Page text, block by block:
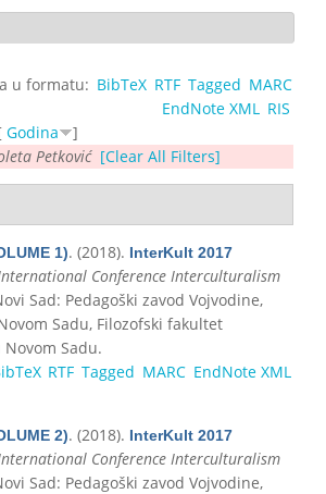
u formatu: BibTeX RTF Tagged MARC
EndNote XML
RIS
Godina
]
Petković [Clear All Filters]
1). (2018). InterKult 2017
Conference Interculturalism
Sad: Pedagoški zavod Vojvodine,
Sadu, Filozofski fakultet
Sadu.
RTF Tagged MARC EndNote XML
2). (2018). InterKult 2017
Conference Interculturalism
Sad: Pedagoški zavod Vojvodine,